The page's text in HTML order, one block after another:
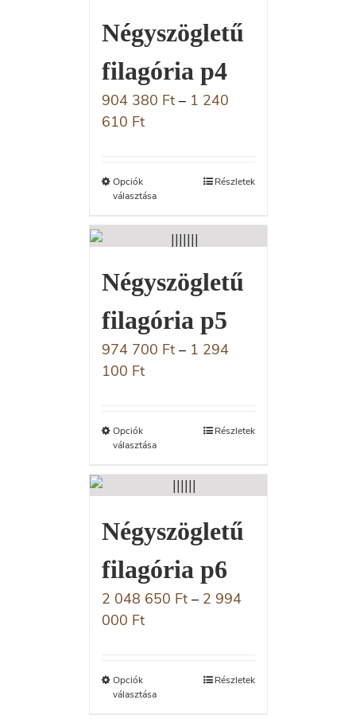
Négyszögletű
filagória p4
904 380 Ft– 1 240
610 Ft
Opciók
választása
Részletek
Négyszögletű
filagória p5
974 700 Ft– 1 294
100 Ft
Opciók
választása
Részletek
Négyszögletű
filagória p6
2 048 650 Ft– 2 994
000 Ft
Opciók
választása
Részletek